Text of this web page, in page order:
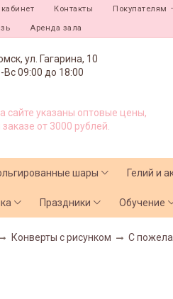
Контакты Покупателям
Аренда зала
ул. Гагарина, 10
Вс 09:00 до 18:00
сайте указаны оптовые цены,
от 3000 рублей.
шары Гелий и
Праздники Обучение
Конверты с рисунком С